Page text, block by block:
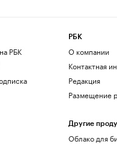
РБК
РБК
О компании
Контактная
Редакция
Размещение
Другие
Облако для